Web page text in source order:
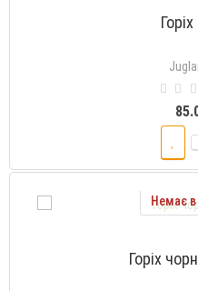
Немає в
Горіх